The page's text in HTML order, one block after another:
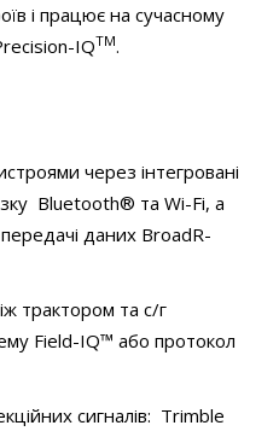
і працює на сучасному
IQTM.
через інтегровані
Bluetooth® та Wi-Fi, а
даних BroadR-
трактором та с/г
Field-IQ™ або протокол
сигналів: Trimble